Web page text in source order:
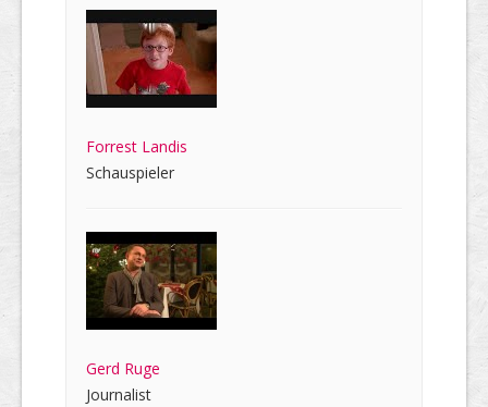
Forrest Landis
Schauspieler
Gerd Ruge
Journalist